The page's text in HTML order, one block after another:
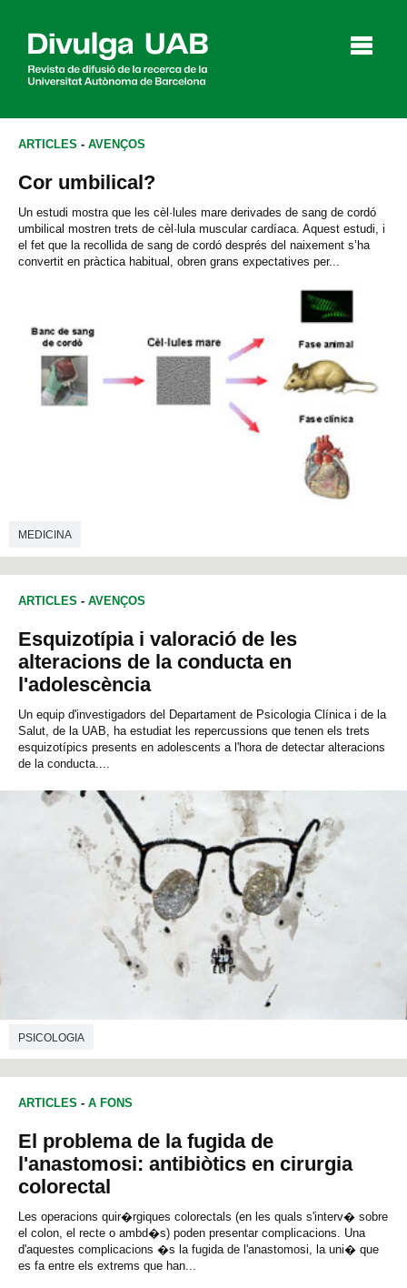
English Español
CERCAR
ARTICLES - AVENÇOS
Cor umbilical?
Un estudi mostra que les cèl·lules mare derivades de sang de cordó
umbilical mostren trets de cèl·lula muscular cardíaca. Aquest estudi, i
el fet que la recollida de sang de cordó després del naixement s’ha
convertit en pràctica habitual, obren grans expectatives per...
MEDICINA
ARTICLES - AVENÇOS
Esquizotípia i valoració de les
alteracions de la conducta en
l'adolescència
Un equip d'investigadors del Departament de Psicologia Clínica i de la
Salut, de la UAB, ha estudiat les repercussions que tenen els trets
esquizotípics presents en adolescents a l'hora de detectar alteracions
de la conducta....
PSICOLOGIA
ARTICLES - A FONS
El problema de la fugida de
l'anastomosi: antibiòtics en cirurgia
colorectal
Les operacions quir�rgiques colorectals (en les quals s'interv� sobre
el colon, el recte o ambd�s) poden presentar complicacions. Una
d'aquestes complicacions �s la fugida de l'anastomosi, la uni� que
es fa entre els extrems que han...